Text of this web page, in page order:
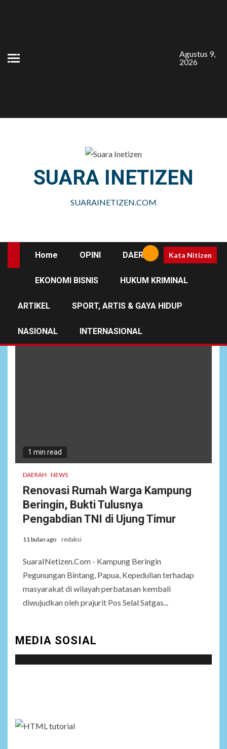
Agustus 9,
2026
SUARA INETIZEN
SUARAINETIZEN.COM
Home OPINI DAERAH
EKONOMI BISNIS HUKUM KRIMINAL
ARTIKEL SPORT, ARTIS & GAYA HIDUP
NASIONAL INTERNASIONAL
Kata Nitizen
1 min read
DAERAH NEWS
Renovasi Rumah Warga Kampung
Beringin, Bukti Tulusnya
Pengabdian TNI di Ujung Timur
11 bulan ago redaksi
SuaraINetizen.Com - Kampung Beringin
Pegunungan Bintang, Papua, Kepedulian terhadap
masyarakat di wilayah perbatasan kembali
diwujudkan oleh prajurit Pos Selal Satgas...
MEDIA SOSIAL